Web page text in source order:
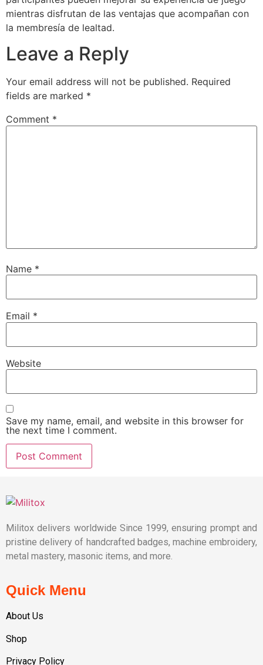
mientras disfrutan de las ventajas que acompañan con
la membresía de lealtad.
Leave a Reply
Your email address will not be published. Required
fields are marked *
Comment *
Name *
Email *
Website
Save my name, email, and website in this browser for
the next time I comment.
Militox delivers worldwide Since 1999, ensuring prompt and
pristine delivery of handcrafted badges, machine embroidery,
metal mastery, masonic items, and more.
Quick Menu
About Us
Shop
Privacy Policy